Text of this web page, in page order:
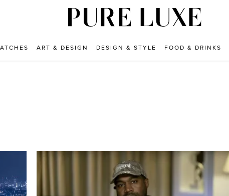
ART & DESIGN DESIGN & STYLE FOOD & DRINKS